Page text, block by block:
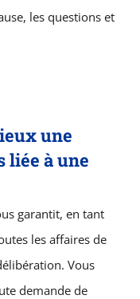
les questions et
une
liée à une
garantit, en tant
les affaires de
Vous
demande de